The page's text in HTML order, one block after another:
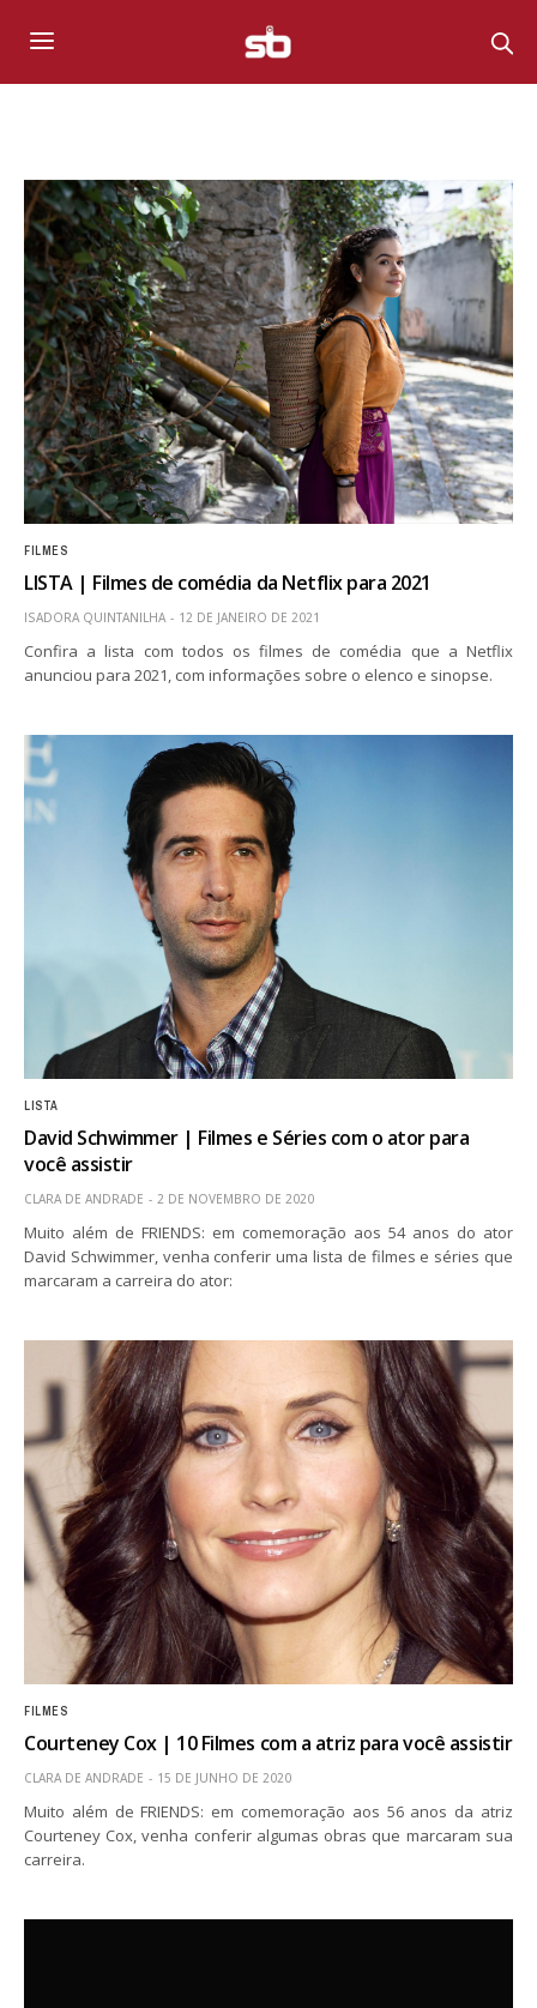
FILMES
LISTA | Filmes de comédia da Netflix para 2021
ISADORA QUINTANILHA 12 DE JANEIRO DE 2021
Confira a lista com todos os filmes de comédia que a Netflix
anunciou para 2021, com informações sobre o elenco e sinopse.
LISTA
David Schwimmer | Filmes e Séries com o ator para
você assistir
CLARA DE ANDRADE 2 DE NOVEMBRO DE 2020
Muito além de FRIENDS: em comemoração aos 54 anos do ator
David Schwimmer, venha conferir uma lista de filmes e séries que
marcaram a carreira do ator:
FILMES
Courteney Cox | 10 Filmes com a atriz para você assistir
CLARA DE ANDRADE 15 DE JUNHO DE 2020
Muito além de FRIENDS: em comemoração aos 56 anos da atriz
Courteney Cox, venha conferir algumas obras que marcaram sua
carreira.